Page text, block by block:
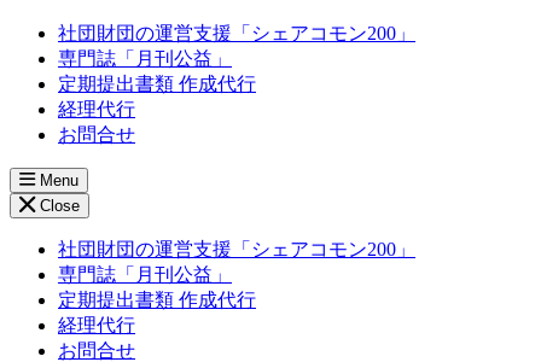
社団財団の運営支援「シェアコモン200」
専門誌「月刊公益」
定期提出書類 作成代行
経理代行
お問合せ
Menu
Close
社団財団の運営支援「シェアコモン200」
専門誌「月刊公益」
定期提出書類 作成代行
経理代行
お問合せ